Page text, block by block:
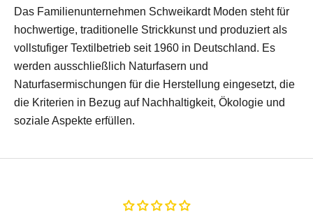
Das Familienunternehmen Schweikardt Moden steht für
hochwertige, traditionelle Strickkunst und produziert als
vollstufiger Textilbetrieb seit 1960 in Deutschland. Es
werden ausschließlich Naturfasern und
Naturfasermischungen für die Herstellung eingesetzt, die
die Kriterien in Bezug auf Nachhaltigkeit, Ökologie und
soziale Aspekte erfüllen.